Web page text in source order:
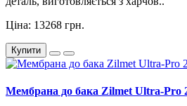
Ціна: 13268 грн.
Купити
Мембрана до бака Zilmet Ultra-Pro